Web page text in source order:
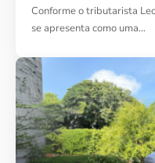
Conforme o tributarista
se apresenta como uma…